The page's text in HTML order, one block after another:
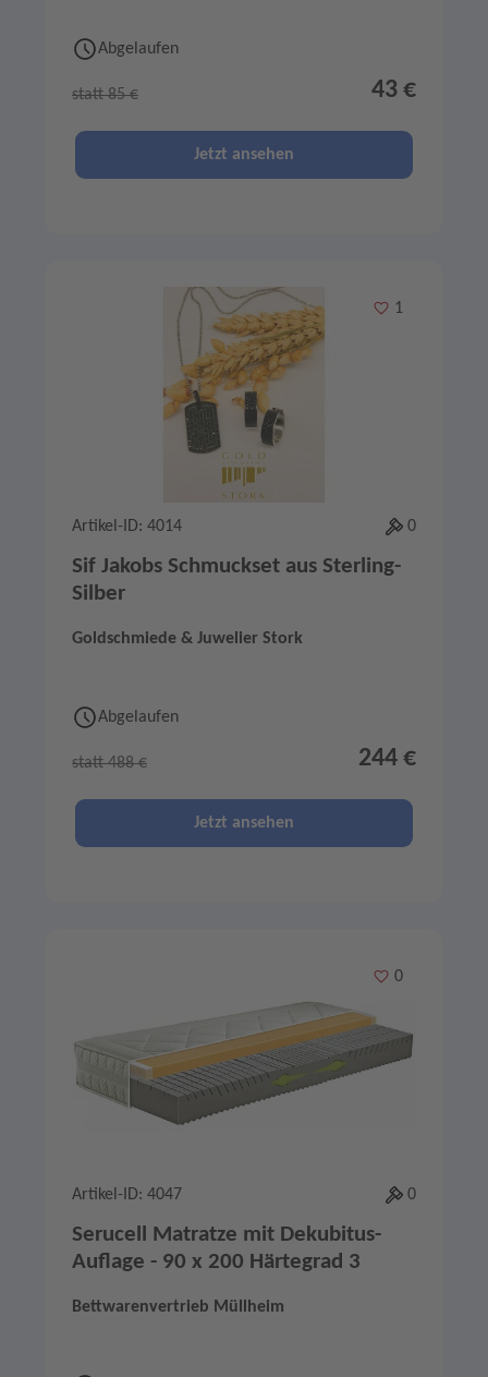
Abgelaufen
statt 85 € 43 €
Jetzt ansehen
Merken
1
Artikel-ID: 4014 0
Sif Jakobs Schmuckset aus Sterling-
Silber
Goldschmiede & Juwelier Stork
Abgelaufen
statt 488 € 244 €
Jetzt ansehen
Merken
0
Artikel-ID: 4047 0
Serucell Matratze mit Dekubitus-
Auflage - 90 x 200 Härtegrad 3
Bettwarenvertrieb Müllheim